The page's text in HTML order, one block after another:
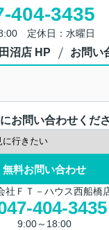
404-3435
定休日：水曜日
沼店 HP お問い
お問い合わせくだ
無料お問い合わせ
社ＦＴ－ハウス西船橋
404-3435
9:00～18:00